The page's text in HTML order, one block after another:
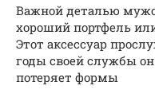
Важной деталью
хороший портфель
Этот аксессуар
годы своей службы
потеряет формы